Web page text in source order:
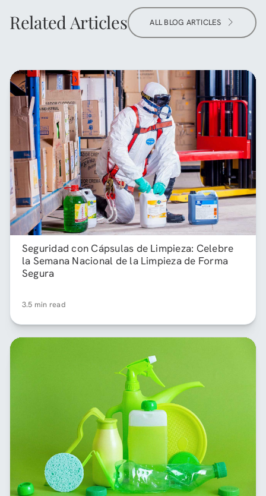
Related Articles ALL BLOG ARTICLES
Seguridad con Cápsulas de Limpieza: Celebre
la Semana Nacional de la Limpieza de Forma
Segura
3.5 min read